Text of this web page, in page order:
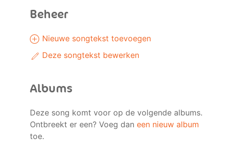
Beheer
Nieuwe songtekst toevoegen
Deze songtekst bewerken
Albums
Deze song komt voor op de volgende albums.
Ontbreekt er een? Voeg dan een nieuw album
toe.